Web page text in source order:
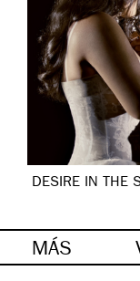
DESIRE IN THE
MÁS